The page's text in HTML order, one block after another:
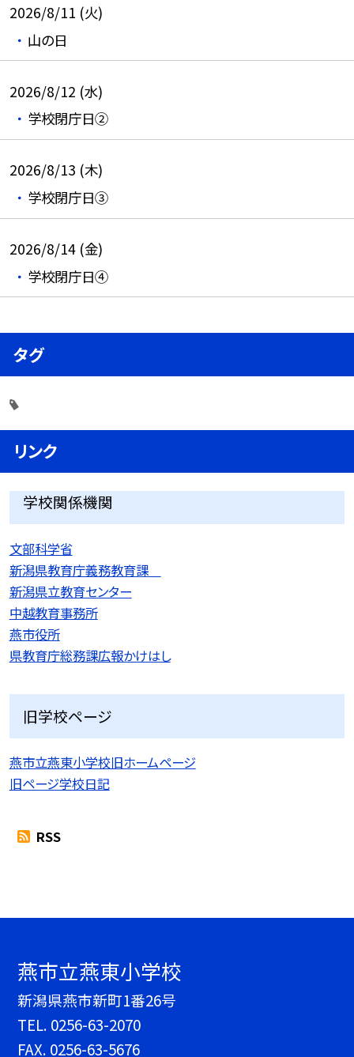
2026/8/11 (火)
山の日
2026/8/12 (水)
学校閉庁日②
2026/8/13 (木)
学校閉庁日③
2026/8/14 (金)
学校閉庁日④
タグ
リンク
学校関係機関
文部科学省
新潟県教育庁義務教育課
新潟県立教育センター
中越教育事務所
燕市役所
県教育庁総務課広報かけはし
旧学校ページ
燕市立燕東小学校旧ホームページ
旧ページ学校日記
RSS
燕市立燕東小学校
新潟県燕市新町1番26号
TEL. 0256-63-2070
FAX. 0256-63-5676